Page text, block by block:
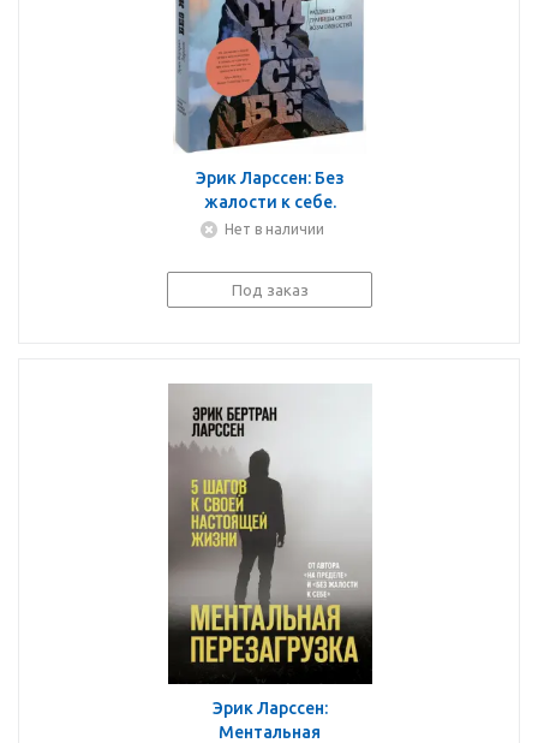
Эрик Ларссен: Без
жалости к себе.
Раздвинь границы
Нет в наличии
Под заказ
Эрик Ларссен:
Ментальная